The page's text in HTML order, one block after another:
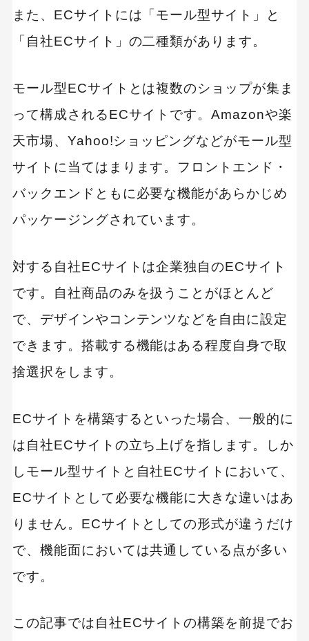
また、ECサイトには「モール型サイト」と
「自社ECサイト」の二種類があります。
モール型ECサイトとは複数のショップが集ま
って構成されるECサイトです。Amazonや楽
天市場、Yahoo!ショッピングなどがモール型
サイトに当てはまります。フロントエンド・
バックエンドともに必要な機能があらかじめ
パッケージングされています。
対する自社ECサイトは企業独自のECサイト
です。自社商品のみを扱うことがほとんど
で、デザインやコンテンツなどを自由に設定
できます。搭載する機能はある程度自身で取
捨選択をします。
ECサイトを構築するといった場合、一般的に
は自社ECサイトの立ち上げを指します。しか
しモール型サイトと自社ECサイトにおいて、
ECサイトとして必要な機能に大きな違いはあ
りません。ECサイトとしての形式が違うだけ
で、機能面においては共通している点が多い
です。
この記事では自社ECサイトの構築を前提でお